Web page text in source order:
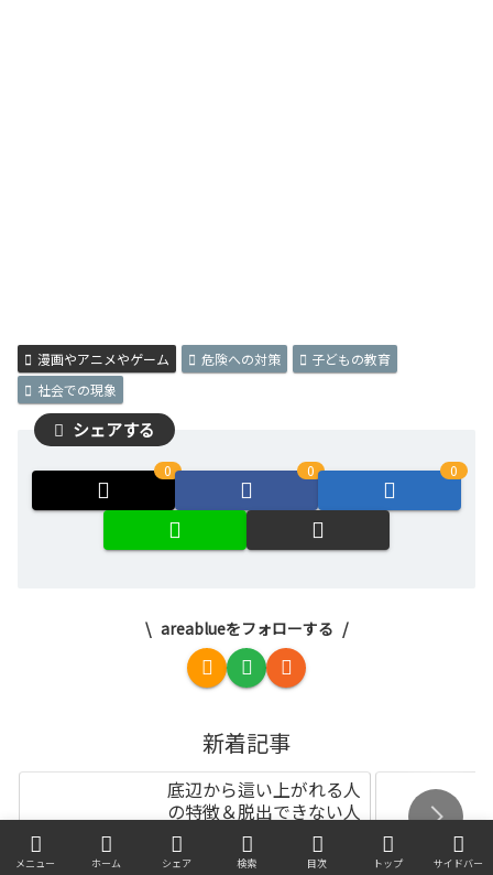
漫画やアニメやゲーム 危険への対策
子どもの教育
社会での現象
シェアする
0 0 0
areablueをフォローする
新着記事
底辺から這い上がれる人
の特徴＆脱出できない人
の主な特徴
メニュー ホーム シェア 検索 目次 トップ サイドバー